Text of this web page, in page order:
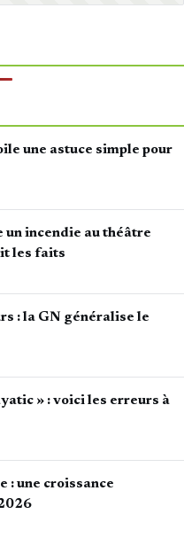
une astuce simple pour
un incendie au théâtre
les faits
: la GN généralise le
» : voici les erreurs à
: une croissance